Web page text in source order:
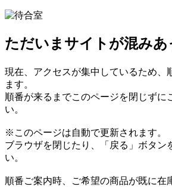
ただいまサイトが混み
現在、アクセスが集中しているため、
ます。
順番が来るまでこのページを閉じずに
い。
※このページは自動で更新されます。
ブラウザを閉じたり、「戻る」ボタン
い。
順番ご案内時、ご希望の商品が既に在